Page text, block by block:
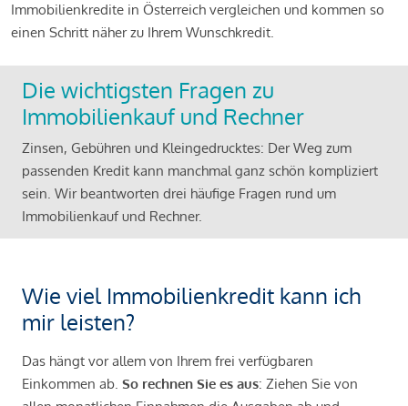
Immobilienkredite in Österreich vergleichen und kommen so
einen Schritt näher zu Ihrem Wunschkredit.
Die wichtigsten Fragen zu
Immobilienkauf und Rechner
Zinsen, Gebühren und Kleingedrucktes: Der Weg zum
passenden Kredit kann manchmal ganz schön kompliziert
sein. Wir beantworten drei häufige Fragen rund um
Immobilienkauf und Rechner.
Wie viel Immobilienkredit kann ich
mir leisten?
Das hängt vor allem von Ihrem frei verfügbaren
Einkommen ab. So rechnen Sie es aus: Ziehen Sie von